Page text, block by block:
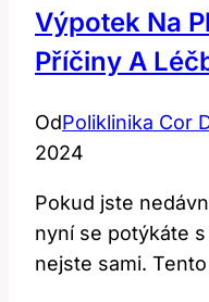
Výpotek Na
Příčiny A
OdPoliklinika Cor
2024
Pokud jste
nyní se potýkáte
nejste sami.